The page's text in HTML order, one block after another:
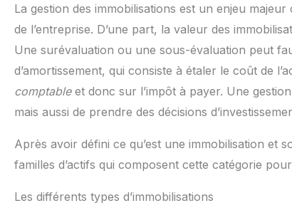
La gestion des immobilisations est un enjeu
de l’entreprise. D’une part, la valeur des
Une surévaluation ou une sous-évaluation peut
d’amortissement, qui consiste à étaler le coût de
comptableet donc sur l’impôt à payer. Une
mais aussi de prendre des décisions
Après avoir défini ce qu’est une immobilisation et
familles d’actifs qui composent cette catégorie
Les différents types d’immobilisations